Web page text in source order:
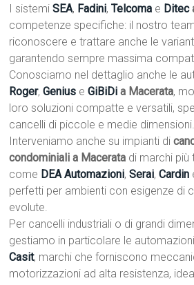
I sistemiSEA, Fadini,Telcoma e Ditec
competenze specifiche: il nostro
riconoscere e trattare anche le
garantendo sempre massima
Conosciamo nel dettaglio anche le
Roger,Genius eGiBiDi a Macerata,
loro soluzioni compatte e versatili,
cancelli di piccole e medie dimensioni.
Interveniamo anche su impianti di
condominiali a Macerata di marchi
come DEA Automazioni,Serai,Cardin
perfetti per ambienti con esigenze di
evolute.
Per cancelli industriali o di grandi
gestiamo in particolare le automazioni
Casit, marchi che forniscono
motorizzazioni ad alta resistenza,